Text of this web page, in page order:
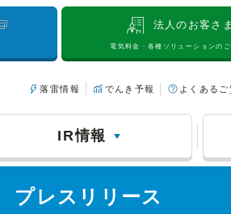
法人のお客さま
電気料金・各種ソリューションのご
落雷情報 でんき予報 よくある
IR情報
プレスリリース